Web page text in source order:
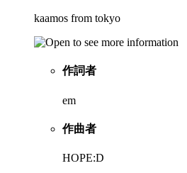
kaamos from tokyo
作詞者
em
作曲者
HOPE:D